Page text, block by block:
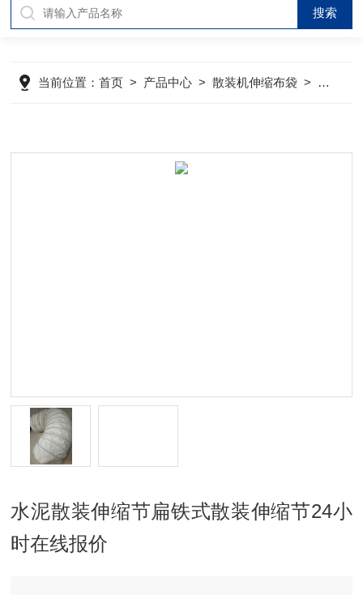
当前位置：首页 > 产品中心 >散装机伸缩布袋 > 散装机
水泥散装伸缩节扁铁式散装伸缩节24小
时在线报价